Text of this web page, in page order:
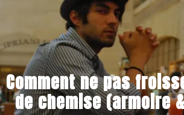
Comment ne pas
de chemise (armoire